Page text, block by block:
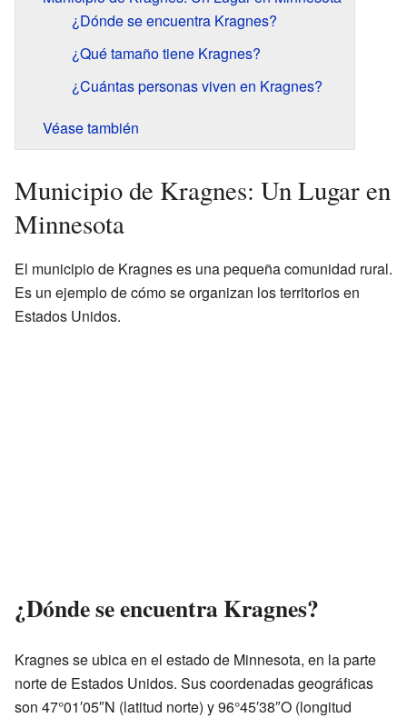
¿Dónde se encuentra Kragnes?
¿Qué tamaño tiene Kragnes?
¿Cuántas personas viven en Kragnes?
Véase también
Municipio de Kragnes: Un Lugar en
Minnesota
El municipio de Kragnes es una pequeña comunidad rural.
Es un ejemplo de cómo se organizan los territorios en
Estados Unidos.
¿Dónde se encuentra Kragnes?
Kragnes se ubica en el estado de Minnesota, en la parte
norte de Estados Unidos. Sus coordenadas geográficas
son 47°01′05″N (latitud norte) y 96°45′38″O (longitud